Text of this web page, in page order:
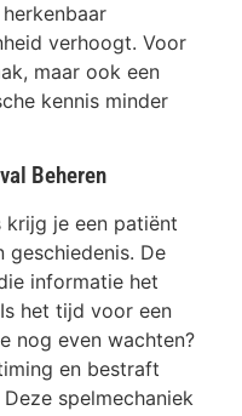
verhoogt. Voor
maar ook een
kennis minder
Beheren
krijg je een patiënt
geschiedenis. De
informatie het
het tijd voor een
nog even wachten?
en bestraft
spelmechaniek